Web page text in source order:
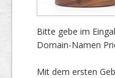
Bitte gebe im
Domain-Namen
Mit dem ersten